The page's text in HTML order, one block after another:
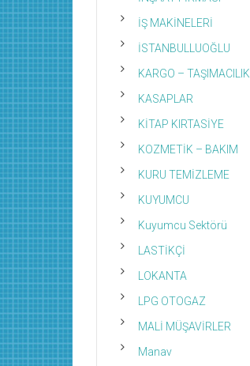
İŞ MAKİNELERİ
İSTANBULLUOĞLU
KARGO – TAŞIMACILIK
KASAPLAR
KİTAP KIRTASİYE
KOZMETİK – BAKIM
KURU TEMİZLEME
KUYUMCU
Kuyumcu Sektörü
LASTİKÇİ
LOKANTA
LPG OTOGAZ
MALİ MÜŞAVİRLER
Manav